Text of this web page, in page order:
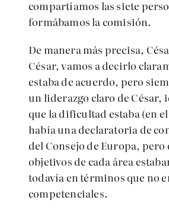
compartíamos las siete
formábamos la comisión.
De manera más precisa,
César, vamos a decirlo
estaba de acuerdo, pero
un liderazgo claro de César,
que la dificultad estaba (en
había una declaratoria de
del Consejo de Europa, pero
objetivos de cada área
todavía en términos que no
competenciales.